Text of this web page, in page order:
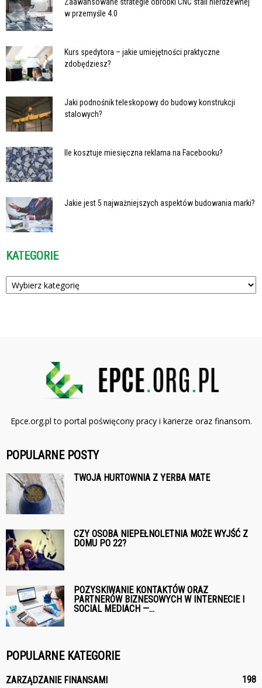
w przemyśle 4.0
Kurs spedytora – jakie umiejętności praktyczne
zdobędziesz?
Jaki podnośnik teleskopowy do budowy konstrukcji
stalowych?
Ile kosztuje miesięczna reklama na Facebooku?
Jakie jest 5 najważniejszych aspektów budowania marki?
KATEGORIE
Kategorie
Epce.org.pl to portal poświęcony pracy i karierze oraz finansom.
POPULARNE POSTY
TWOJA HURTOWNIA Z YERBA MATE
CZY OSOBA NIEPEŁNOLETNIA MOŻE WYJŚĆ Z
DOMU PO 22?
POZYSKIWANIE KONTAKTÓW ORAZ
PARTNERÓW BIZNESOWYCH W INTERNECIE I
SOCIAL MEDIACH —...
POPULARNE KATEGORIE
ZARZĄDZANIE FINANSAMI 198